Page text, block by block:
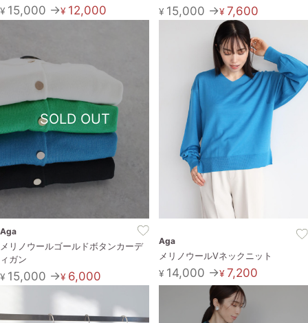
¥15,000 →¥12,000
¥15,000 →¥7,600
SOLD OUT
Aga
メリノウールゴールドボタンカーデ
ィガン
¥15,000 →¥6,000
Aga
メリノウールVネックニット
¥14,000 →¥7,200